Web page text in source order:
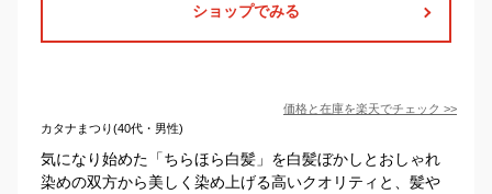
ショップでみる
価格と在庫を楽天でチェック >>
カタナまつり(40代・男性)
気になり始めた「ちらほら白髪」を白髪ぼかしとおしゃれ
染めの双方から美しく染め上げる高いクオリティと、髪や